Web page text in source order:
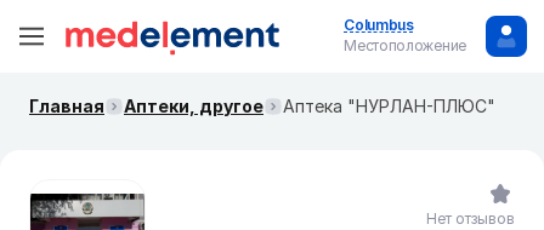
Columbus
Местоположение
Главная Аптеки, другое Аптека "НУРЛАН-ПЛЮС"
Нет отзывов